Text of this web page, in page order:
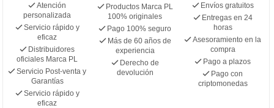
Atención
personalizada
Servicio rápido y
eficaz
Distribuidores
oficiales Marca PL
Servicio Post-venta y
Garantías
Servicio rápido y
eficaz
Productos Marca PL
100% originales
Pago 100% seguro
Más de 60 años de
experiencia
Derecho de
devolución
Envíos gratuitos
Entregas en 24
horas
Asesoramiento en la
compra
Pago a plazos
Pago con
criptomonedas